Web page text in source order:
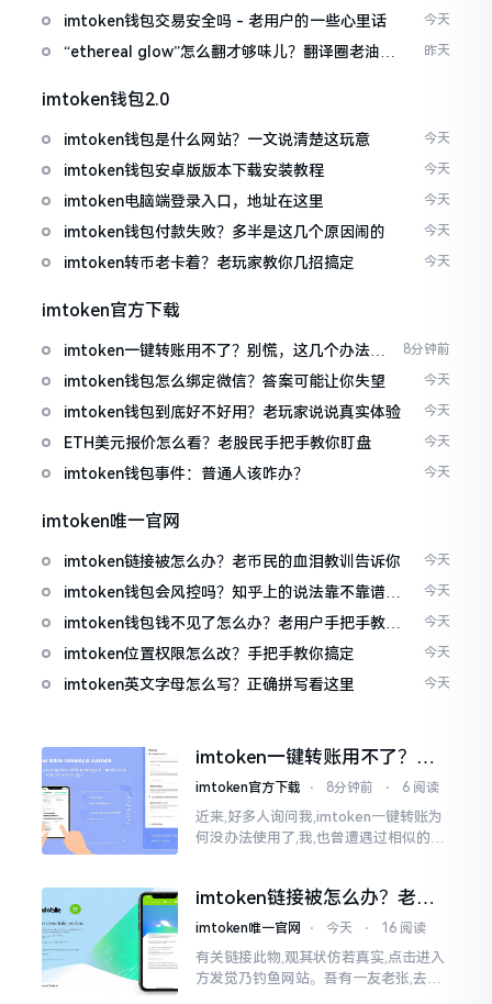
imtoken钱包交易安全吗 - 老用户的一些心里话 今天
“ethereal glow”怎么翻才够味儿？翻译圈老油条
昨天
imtoken钱包2.0
imtoken钱包是什么网站？一文说清楚这玩意 今天
imtoken钱包安卓版版本下载安装教程 今天
imtoken电脑端登录入口，地址在这里 今天
imtoken钱包付款失败？多半是这几个原因闹的 今天
imtoken转币老卡着？老玩家教你几招搞定 今天
imtoken官方下载
imtoken一键转账用不了？别慌，这几个办法试
试
8分钟前
imtoken钱包怎么绑定微信？答案可能让你失望 今天
imtoken钱包到底好不好用？老玩家说说真实体验 今天
ETH美元报价怎么看？老股民手把手教你盯盘 今天
imtoken钱包事件：普通人该咋办？ 今天
imtoken唯一官网
imtoken链接被怎么办？老币民的血泪教训告诉你 今天
imtoken钱包会风控吗？知乎上的说法靠不靠谱，
老币民告诉你
今天
imtoken钱包钱不见了怎么办？老用户手把手教你
找回
今天
imtoken位置权限怎么改？手把手教你搞定 今天
imtoken英文字母怎么写？正确拼写看这里 今天
imtoken一键转账用不了？别
慌，这几个办法试试
imtoken官方下载 ⋅ 8分钟前 ⋅ 6 阅读
近来,好多人询问我,imtoken一键转账为
何没办法使用了,我,也曾遭遇过相似的状
出了故障
imtoken链接被怎么办？老币
民的血泪教训告诉你
imtoken唯一官网 ⋅ 今天 ⋅ 16 阅读
有关链接此物,观其状仿若真实,点击进入
方发觉乃钓鱼网站。吾有一友老张,去年